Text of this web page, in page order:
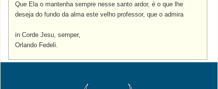
Que Ela o mantenha sempre nesse santo ardor, é o que lhe
deseja do fundo da alma este velho professor, que o admira
in Corde Jesu, semper,
Orlando Fedeli.